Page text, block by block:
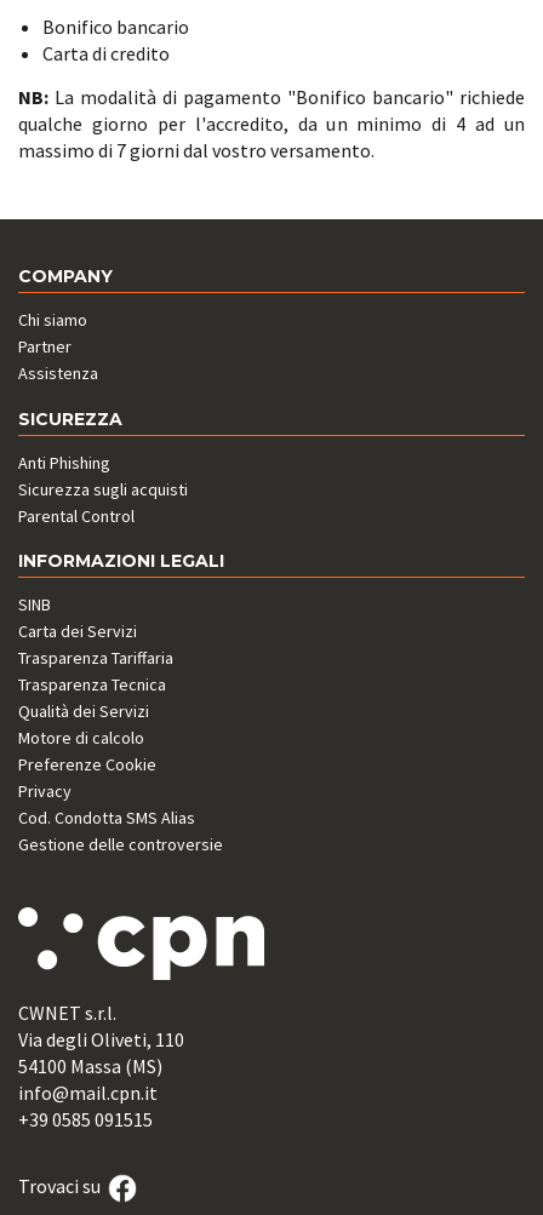
Bonifico bancario
Carta di credito
NB: La modalità di pagamento "Bonifico bancario" richiede
qualche giorno per l'accredito, da un minimo di 4 ad un
massimo di 7 giorni dal vostro versamento.
COMPANY
Chi siamo
Partner
Assistenza
SICUREZZA
Anti Phishing
Sicurezza sugli acquisti
Parental Control
INFORMAZIONI LEGALI
SINB
Carta dei Servizi
Trasparenza Tariffaria
Trasparenza Tecnica
Qualità dei Servizi
Motore di calcolo
Preferenze Cookie
Privacy
Cod. Condotta SMS Alias
Gestione delle controversie
CWNET s.r.l.
Via degli Oliveti, 110
54100 Massa (MS)
info@mail.cpn.it
+39 0585 091515
Trovaci su